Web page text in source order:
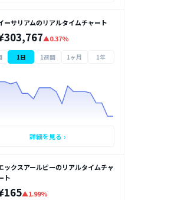
ーサリアムのリアルタイムチャート
▲0.37%
1日 1週間 1ヶ月 1年
詳細を見る ›
ックスアールピーのリアルタイムチャ
ト
▲1.99%